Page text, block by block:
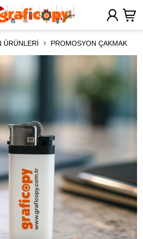
ÜRÜNLERİ PROMOSYON ÇAKMAK